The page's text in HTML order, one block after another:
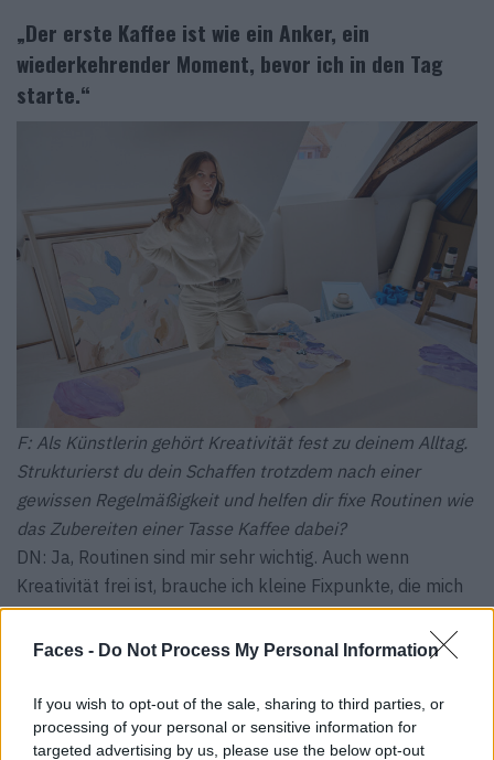
Faces - Do Not Process My Personal Information
If you wish to opt-out of the sale, sharing to third parties, or
processing of your personal or sensitive information for
targeted advertising by us, please use the below opt-out
„Der erste Kaffee ist wie ein Anker, ein
wiederkehrender Moment, bevor ich in den Tag
starte.“
F: Als Künstlerin gehört Kreativität fest zu deinem Alltag.
Strukturierst du dein Schaffen trotzdem nach einer
gewissen Regelmäßigkeit und helfen dir fixe Routinen wie
das Zubereiten einer Tasse Kaffee dabei?
DN: Ja, Routinen sind mir sehr wichtig. Auch wenn
Kreativität frei ist, brauche ich kleine Fixpunkte, die mich
durch den Tag tragen. Der erste Kaffee ist dabei fast wie
ein Anker, ein wiederkehrender Moment, bevor ich in den
F: Wenn der automatische Modus für Leichtigkeit und der
manuelle Modus für Hingabe steht – wo würdest du dich